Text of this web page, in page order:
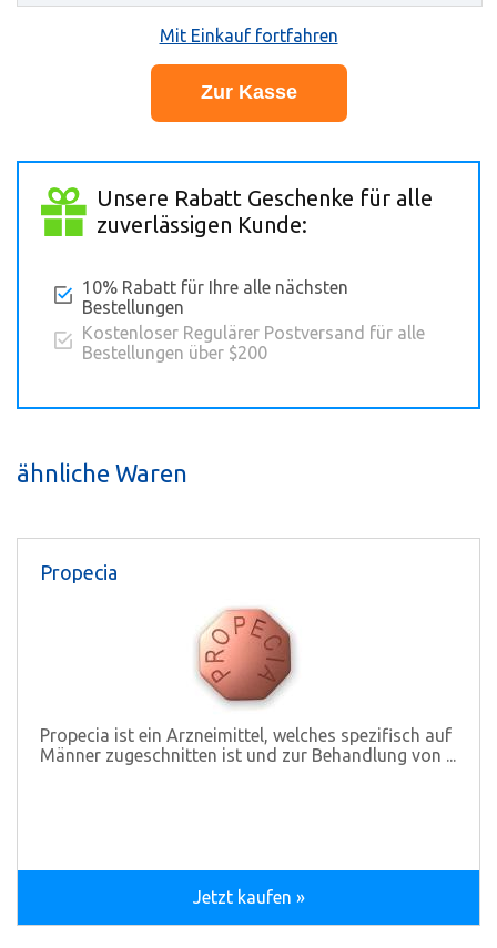
Mit Einkauf fortfahren
Unsere Rabatt Geschenke für alle
zuverlässigen Kunde:
10% Rabatt für Ihre alle nächsten
Bestellungen
Kostenloser Regulärer Postversand für alle
Bestellungen über $200
ähnliche Waren
Propecia
Propecia ist ein Arzneimittel, welches spezifisch auf
Männer zugeschnitten ist und zur Behandlung von ...
Jetzt kaufen »